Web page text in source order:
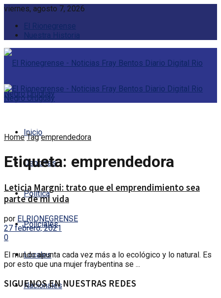
viernes, agosto 7, 2026
El Rionegrense
Nuestra Historia
Inicio
Deportes
Política
Policiales
Locales
Nacionales
Home Tag emprendedora
Etiqueta: emprendedora
Leticia Margni: trato que el emprendimiento sea
parte de mi vida
por ELRIONEGRENSE
27 febrero, 2021
0
El mundo apunta cada vez más a lo ecológico y lo natural. Es
por esto que una mujer fraybentina se ...
SIGUENOS EN NUESTRAS REDES